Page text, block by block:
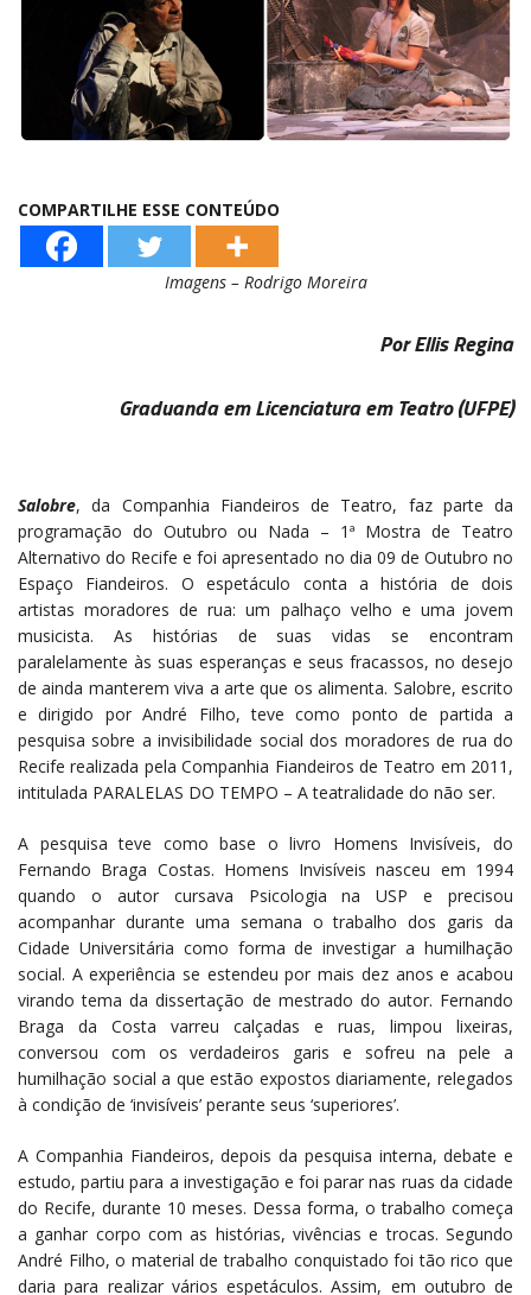
COMPARTILHE ESSE CONTEÚDO
Imagens – Rodrigo Moreira
Por Ellis Regina
Graduanda em Licenciatura em Teatro (UFPE)
Salobre, da Companhia Fiandeiros de Teatro, faz parte da
programação do Outubro ou Nada – 1ª Mostra de Teatro
Alternativo do Recife e foi apresentado no dia 09 de Outubro no
Espaço Fiandeiros. O espetáculo conta a história de dois
artistas moradores de rua: um palhaço velho e uma jovem
musicista. As histórias de suas vidas se encontram
paralelamente às suas esperanças e seus fracassos, no desejo
de ainda manterem viva a arte que os alimenta. Salobre, escrito
e dirigido por André Filho, teve como ponto de partida a
pesquisa sobre a invisibilidade social dos moradores de rua do
Recife realizada pela Companhia Fiandeiros de Teatro em 2011,
intitulada PARALELAS DO TEMPO – A teatralidade do não ser.
A pesquisa teve como base o livro Homens Invisíveis, do
Fernando Braga Costas. Homens Invisíveis nasceu em 1994
quando o autor cursava Psicologia na USP e precisou
acompanhar durante uma semana o trabalho dos garis da
Cidade Universitária como forma de investigar a humilhação
social. A experiência se estendeu por mais dez anos e acabou
virando tema da dissertação de mestrado do autor. Fernando
Braga da Costa varreu calçadas e ruas, limpou lixeiras,
conversou com os verdadeiros garis e sofreu na pele a
humilhação social a que estão expostos diariamente, relegados
à condição de ‘invisíveis’ perante seus ‘superiores’.
A Companhia Fiandeiros, depois da pesquisa interna, debate e
estudo, partiu para a investigação e foi parar nas ruas da cidade
do Recife, durante 10 meses. Dessa forma, o trabalho começa
a ganhar corpo com as histórias, vivências e trocas. Segundo
André Filho, o material de trabalho conquistado foi tão rico que
daria para realizar vários espetáculos. Assim, em outubro de